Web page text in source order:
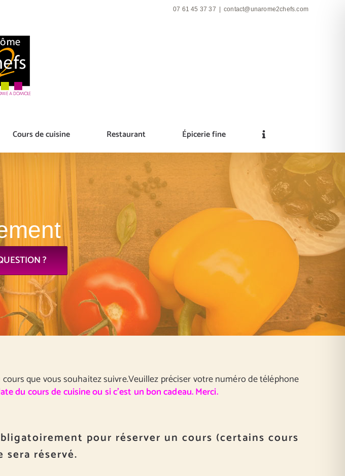
07 61 45 37 37 contact@unarome2chefs.com
Cours de cuisine Restaurant Épicerie fine
?
que vous souhaitez suivre.Veuillez préciser votre numéro de téléphone
du cours de cuisine ou si c’est un bon cadeau. Merci.
pour réserver un cours (certains cours
sera réservé.